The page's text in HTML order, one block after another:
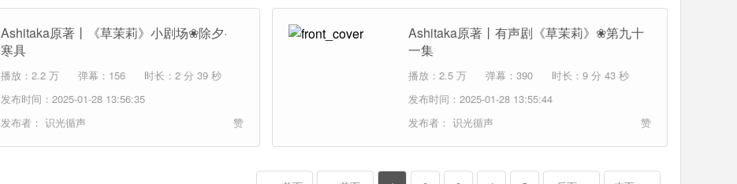
Ashitaka原著丨《草茉莉》小剧场❀除夕·
寒具
播放：2.2 万 弹幕：156
时长：2 分 39 秒
发布时间：2025-01-28 13:56:35
发布者： 识光循声 赞
Ashitaka原著丨有声剧《草茉莉》❀第九十
一集
播放：2.5 万 弹幕：390
时长：9 分 43 秒
发布时间：2025-01-28 13:55:44
发布者： 识光循声 赞